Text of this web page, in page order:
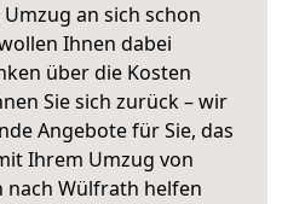
an sich schon
Ihnen dabei
über die Kosten
Sie sich zurück – wir
Angebote für Sie, das
Ihrem Umzug von
nach Wülfrath helfen